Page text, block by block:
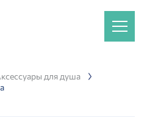
для душа